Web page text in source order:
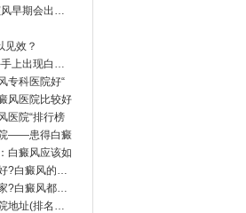
早期会出现
见效？
上出现白癜
专科医院好“
风医院比较好
医院“排行榜
——患得白癜
白癜风应该如
?白癜风的饮
?白癜风都有
地址(排名首